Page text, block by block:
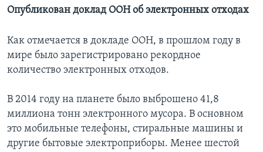
Опубликован доклад ООН об электронных отходах
Как отмечается в докладе ООН, в прошлом году в
мире было зарегистрировано рекордное
количество электронных отходов.
В 2014 году на планете было выброшено 41,8
миллиона тонн электронного мусора. В основном
это мобильные телефоны, стиральные машины и
другие бытовые электроприборы. Менее шестой